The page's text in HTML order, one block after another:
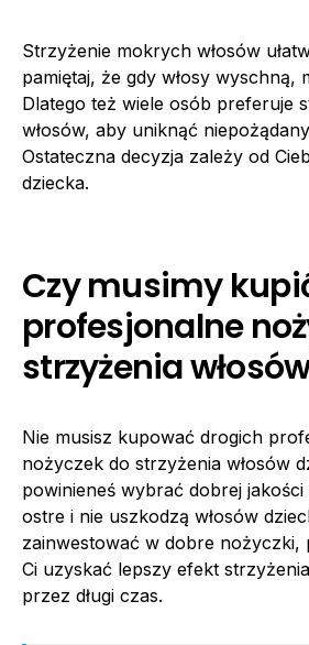
Strzyżenie mokrych włosów
pamiętaj, że gdy włosy wyschną,
Dlatego też wiele osób preferuje
włosów, aby uniknąć
Ostateczna decyzja zależy od
dziecka.
Czy musimy
profesjonalne
strzyżenia
Nie musisz kupować drogich
nożyczek do strzyżenia włosów
powinieneś wybrać dobrej
ostre i nie uszkodzą włosów
zainwestować w dobre nożyczki,
Ci uzyskać lepszy efekt
przez długi czas.